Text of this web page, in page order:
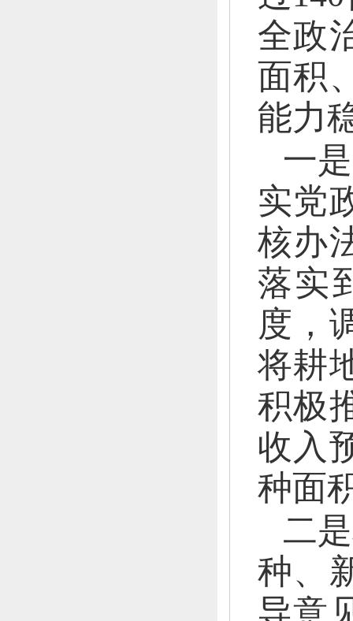
全政
面积
能力
一
实党
核办
落实
度，
将耕
积极
收入
种面
二
种、
导意